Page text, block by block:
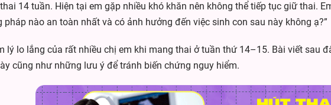
14 tuần. Hiện tại em gặp nhiều khó khăn nên không thể tiếp tục giữ thai.
nào an toàn nhất và có ảnh hưởng đến việc sinh con sau này không ạ?”
lý lo lắng của rất nhiều chị em khi mang thai ở tuần thứ 14–15. Bài viết sau
cũng như những lưu ý để tránh biến chứng nguy hiểm.